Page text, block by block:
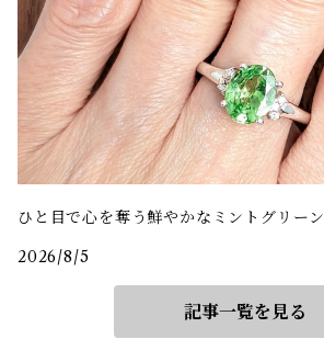
ひと目で心を奪う鮮やかなミントグリーン
2026/8/5
記事一覧を見る